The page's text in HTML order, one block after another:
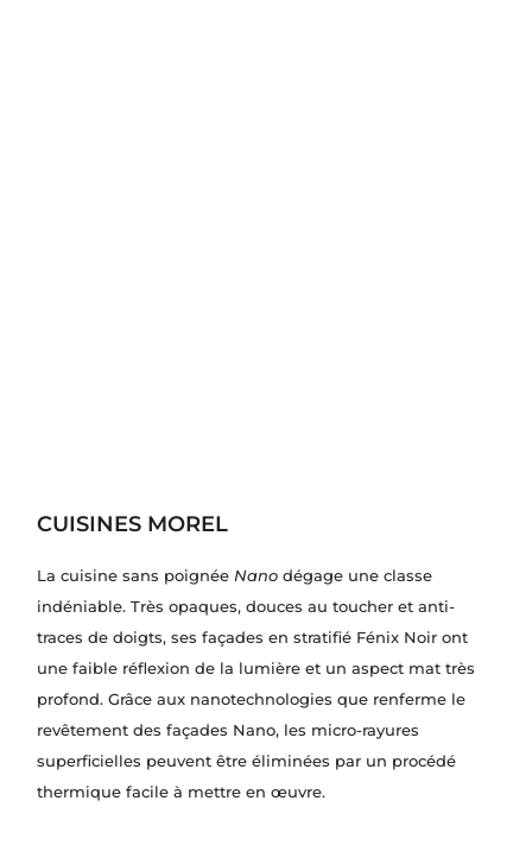
CUISINES MOREL
La cuisine sans poignée Nano dégage une classe
indéniable. Très opaques, douces au toucher et anti-
traces de doigts, ses façades en stratifié Fénix Noir ont
une faible réflexion de la lumière et un aspect mat très
profond. Grâce aux nanotechnologies que renferme le
revêtement des façades Nano, les micro-rayures
superficielles peuvent être éliminées par un procédé
thermique facile à mettre en œuvre.